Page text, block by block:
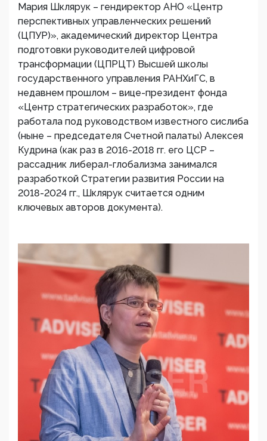
Мария Шклярук – гендиректор АНО «Центр
перспективных управленческих решений
(ЦПУР)», академический директор Центра
подготовки руководителей цифровой
трансформации (ЦПРЦТ) Высшей школы
государственного управления РАНХиГС, в
недавнем прошлом – вице-президент фонда
«Центр стратегических разработок», где
работала под руководством известного сислиба
(ныне – председателя Счетной палаты) Алексея
Кудрина (как раз в 2016-2018 гг. его ЦСР –
рассадник либерал-глобализма занимался
разработкой Стратегии развития России на
2018-2024 гг., Шклярук считается одним
ключевых авторов документа).